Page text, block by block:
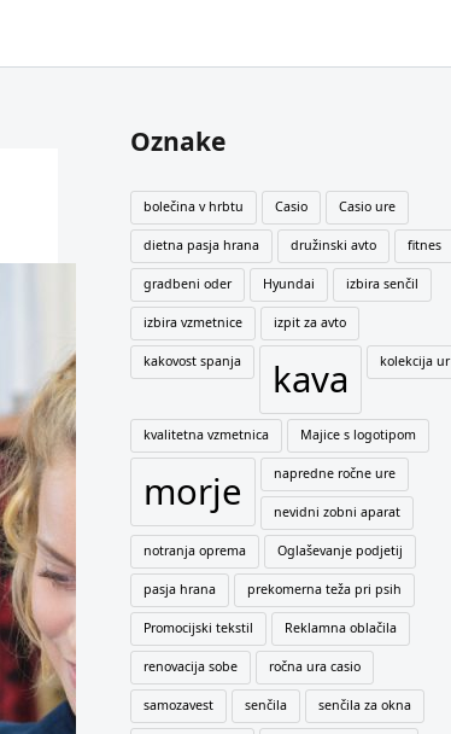
Oznake
bolečina v hrbtu Casio Casio ure
dietna pasja hrana družinski avto fitnes
gradbeni oder Hyundai izbira senčil
izbira vzmetnice izpit za avto
kakovost spanja kava kolekcija ur
kvalitetna vzmetnica Majice s logotipom
morje napredne ročne ure
nevidni zobni aparat
notranja oprema Oglaševanje podjetij
pasja hrana prekomerna teža pri psih
Promocijski tekstil Reklamna oblačila
renovacija sobe ročna ura casio
samozavest senčila senčila za okna